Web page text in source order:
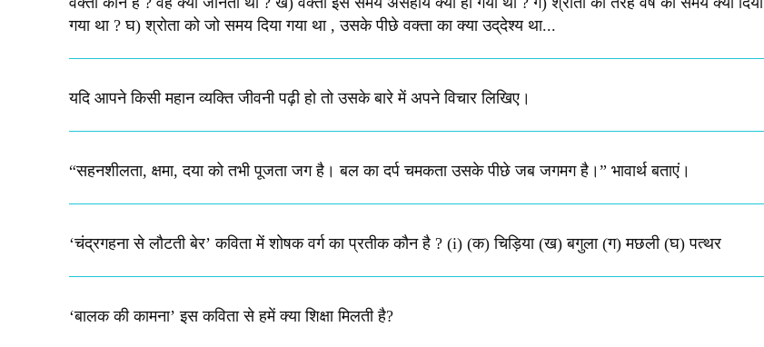
गया था ? घ) श्रोता को जो समय दिया गया था , उसके पीछे वक्‍ता का क्‍या उद्‌देश्‍य था...
यदि आपने किसी महान व्यक्ति जीवनी पढ़ी हो तो उसके बारे में अपने विचार लिखिए।
“सहनशीलता, क्षमा, दया को तभी पूजता जग है। बल का दर्प चमकता उसके पीछे जब जगमग है।”​ भावार्थ बताएं।
‘चंद्रगहना से लौटती बेर’ कविता में शोषक वर्ग का प्रतीक कौन है ? (i) (क) चिड़िया (ख) बगुला (ग) मछली (घ) पत्थर
‘बालक की कामना’ इस कविता से हमें क्या शिक्षा मिलती है?